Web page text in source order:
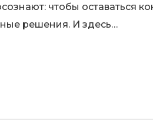
чтобы оставаться
решения. И здесь…